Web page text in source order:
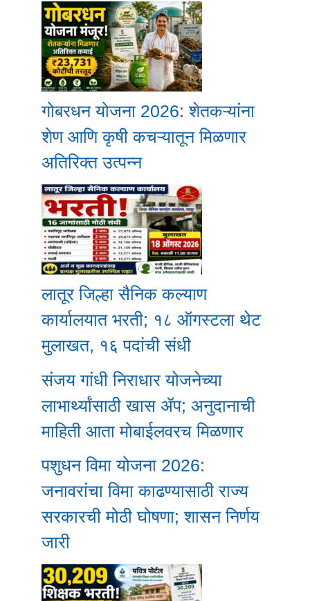
गोबरधन योजना 2026: शेतकऱ्यांना
शेण आणि कृषी कचऱ्यातून मिळणार
अतिरिक्त उत्पन्न
लातूर जिल्हा सैनिक कल्याण
कार्यालयात भरती; १८ ऑगस्टला थेट
मुलाखत, १६ पदांची संधी
संजय गांधी निराधार योजनेच्या
लाभार्थ्यांसाठी खास ॲप; अनुदानाची
माहिती आता मोबाईलवरच मिळणार
पशुधन विमा योजना 2026:
जनावरांचा विमा काढण्यासाठी राज्य
सरकारची मोठी घोषणा; शासन निर्णय
जारी